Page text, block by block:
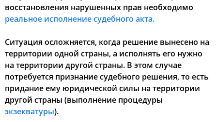
восстановления нарушенных прав необходимо
реальное исполнение судебного акта.
Ситуация осложняется, когда решение вынесено на
территории одной страны, а исполнять его нужно
на территории другой страны. В этом случае
потребуется признание судебного решения, то есть
придание ему юридической силы на территории
другой страны (выполнение процедуры
экзекватуры).